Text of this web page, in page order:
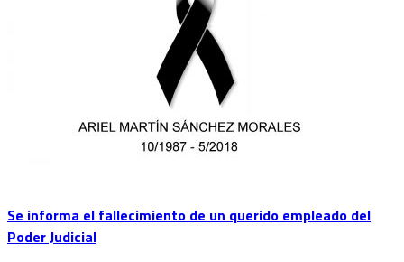
Se informa el fallecimiento de un querido empleado del
Poder Judicial